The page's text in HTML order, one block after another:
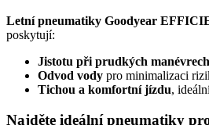
Letní pneumatiky Goodyear
poskytují:
Jistotu při prudkých manévrech
Odvod vody pro minimalizaci
Tichou a komfortní jízdu,
Najděte ideální pneumatiky